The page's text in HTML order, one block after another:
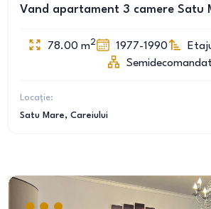
Vand apartament 3 camere Satu
78.00 m2 1977-1990
Locație:
Satu Mare, Careiului